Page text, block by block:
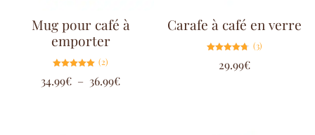
Mug pour café à
emporter
5.00
sur 5
(2)
34.99€ – 36.99€
Carafe à café en verre
4.67
sur 5
(3)
29.99€